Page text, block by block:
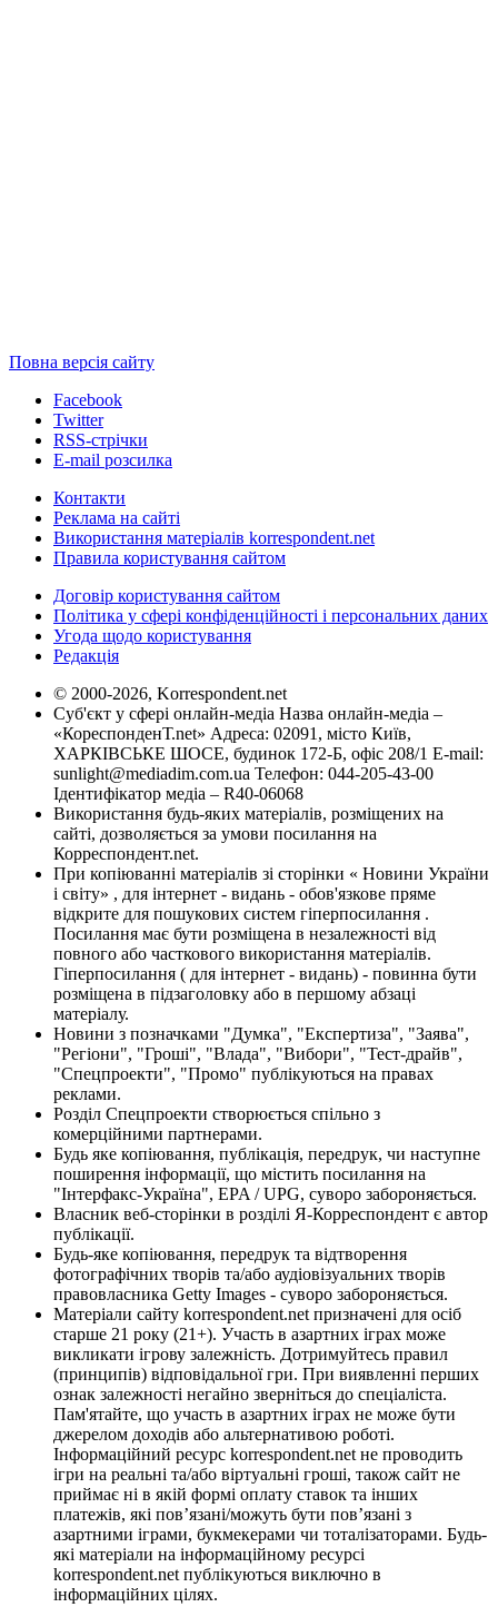
Повна версія сайту
Facebook
Twitter
RSS-стрічки
E-mail розсилка
Контакти
Реклама на сайті
Використання матеріалів korrespondent.net
Правила користування сайтом
Договір користування сайтом
Політика у сфері конфіденційності і персональних даних
Угода щодо користування
Редакція
© 2000-2026, Korrespondent.net
Суб'єкт у сфері онлайн-медіа Назва онлайн-медіа –
«КореспонденТ.net» Адреса: 02091, місто Київ,
ХАРКІВСЬКЕ ШОСЕ, будинок 172-Б, офіс 208/1 E-mail:
sunlight@mediadim.com.ua Телефон: 044-205-43-00
Ідентифікатор медіа – R40-06068
Використання будь-яких матеріалів, розміщених на
сайті, дозволяється за умови посилання на
Корреспондент.net.
При копіюванні матеріалів зі сторінки « Новини України
і світу» , для інтернет - видань - обов'язкове пряме
відкрите для пошукових систем гіперпосилання .
Посилання має бути розміщена в незалежності від
повного або часткового використання матеріалів.
Гіперпосилання ( для інтернет - видань) - повинна бути
розміщена в підзаголовку або в першому абзаці
матеріалу.
Новини з позначками "Думка", "Експертиза", "Заява",
"Регіони", "Гроші", "Влада", "Вибори", "Тест-драйв",
"Спецпроекти", "Промо" публікуються на правах
реклами.
Розділ Спецпроекти створюється спільно з
комерційними партнерами.
Будь яке копіювання, публікація, передрук, чи наступне
поширення інформації, що містить посилання на
"Інтерфакс-Україна", EPA / UPG, суворо забороняється.
Власник веб-сторінки в розділі Я-Корреспондент є автор
публікації.
Будь-яке копіювання, передрук та відтворення
фотографічних творів та/або аудіовізуальних творів
правовласника Getty Images - суворо забороняється.
Матеріали сайту korrespondent.net призначені для осіб
старше 21 року (21+). Участь в азартних іграх може
викликати ігрову залежність. Дотримуйтесь правил
(принципів) відповідальної гри. При виявленні перших
ознак залежності негайно зверніться до спеціаліста.
Пам'ятайте, що участь в азартних іграх не може бути
джерелом доходів або альтернативою роботі.
Інформаційний ресурс korrespondent.net не проводить
ігри на реальні та/або віртуальні гроші, також сайт не
приймає ні в якій формі оплату ставок та інших
платежів, які пов’язані/можуть бути пов’язані з
азартними іграми, букмекерами чи тоталізаторами. Будь-
які матеріали на інформаційному ресурсі
korrespondent.net публікуються виключно в
інформаційних цілях.